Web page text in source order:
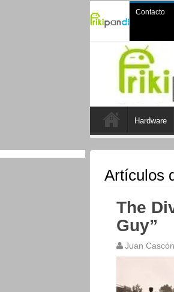
Contacto
Hardware
Artículos
The
Guy”
Juan